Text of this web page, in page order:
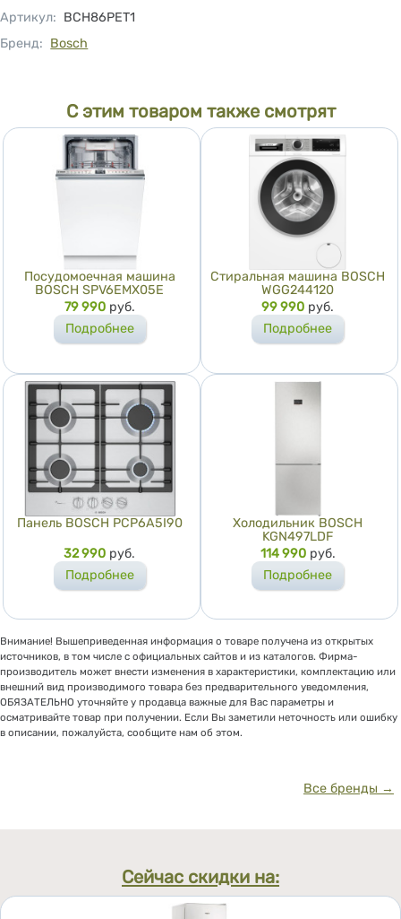
Артикул: BCH86PET1
Бренд: Bosch
С этим товаром также смотрят
Посудомоечная машина
BOSCH SPV6EMX05E
Цена
79 990 руб.
Подробнее
Стиральная машина BOSCH
WGG244120
Цена
99 990 руб.
Подробнее
Панель BOSCH PCP6A5I90
Цена
32 990 руб.
Подробнее
Холодильник BOSCH
KGN497LDF
Цена
114 990 руб.
Подробнее
Внимание! Вышеприведенная информация о товаре получена из открытых
источников, в том числе с официальных сайтов и из каталогов. Фирма-
производитель может внести изменения в характеристики, комплектацию или
внешний вид производимого товара без предварительного уведомления,
ОБЯЗАТЕЛЬНО уточняйте у продавца важные для Вас параметры и
осматривайте товар при получении. Если Вы заметили неточность или ошибку
в описании, пожалуйста, сообщите нам об этом.
Все бренды →
Сейчас скидки на: